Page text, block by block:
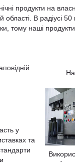
продукти на
області. В радіусі 50
тому наші продукти
у
та